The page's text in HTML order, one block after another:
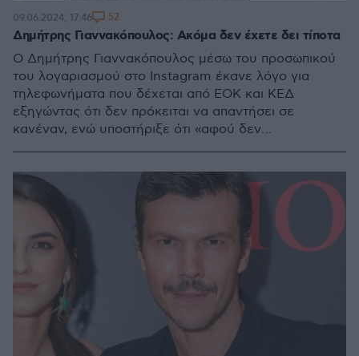
Δημήτρης Γιαννακόπουλος: Ακόμα δεν έχετε δει τίποτα
Ο Δημήτρης Γιαννακόπουλος μέσω του προσωπικού
του λογαριασμού στο Instagram έκανε λόγο για
τηλεφωνήματα που δέχεται από ΕΟΚ και ΚΕΔ
εξηγώντας ότι δεν πρόκειται να απαντήσει σε
κανέναν, ενώ υποστήριξε ότι «αφού δεν
09.06.2024, 17:46 52